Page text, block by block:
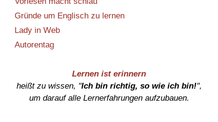
Gründe um Englisch zu lernen
Lady in Web
Autorentag
Lernen ist erinnern
heißt zu wissen, "Ich bin richtig, so wie ich bin!",
um darauf alle Lernerfahrungen aufzubauen.